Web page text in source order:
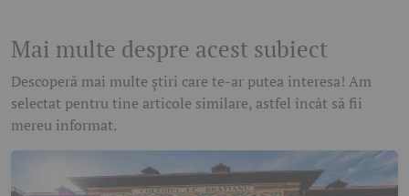
Mai multe despre acest subiect
Descoperă mai multe știri care te-ar putea interesa! Am
selectat pentru tine articole similare, astfel încât să fii
mereu informat.